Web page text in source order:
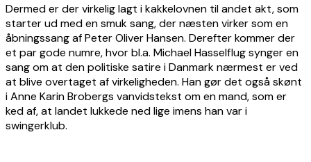
Dermed er der virkelig lagt i kakkelovnen til andet akt, som
starter ud med en smuk sang, der næsten virker som en
åbningssang af Peter Oliver Hansen. Derefter kommer der
et par gode numre, hvor bl.a. Michael Hasselflug synger en
sang om at den politiske satire i Danmark nærmest er ved
at blive overtaget af virkeligheden. Han gør det også skønt
i Anne Karin Brobergs vanvidstekst om en mand, som er
ked af, at landet lukkede ned lige imens han var i
swingerklub.